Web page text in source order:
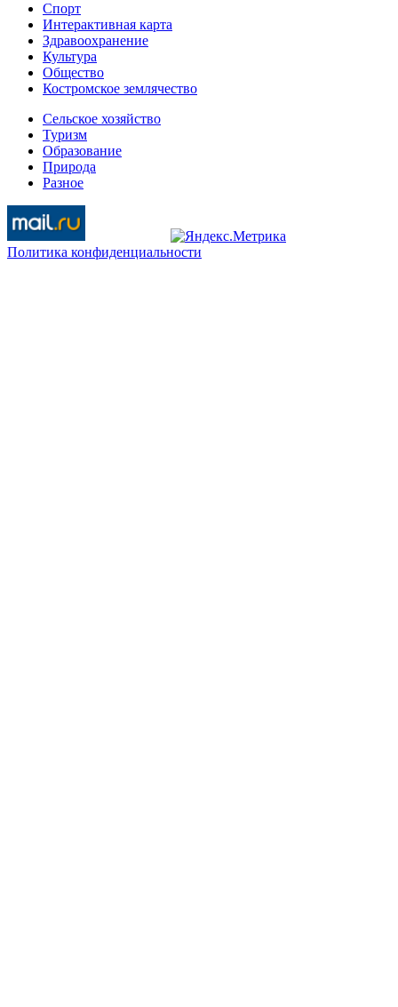
Спорт
Интерактивная карта
Здравоохранение
Культура
Общество
Костромское землячество
Сельское хозяйство
Туризм
Образование
Природа
Разное
Политика конфиденциальности